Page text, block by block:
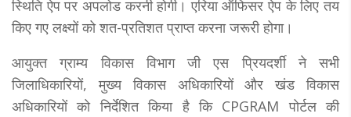
स्थिति ऐप पर अपलोड करनी होगी। एरिया ऑफिसर ऐप के लिए तय
किए गए लक्ष्यों को शत-प्रतिशत प्राप्त करना जरूरी होगा।
आयुक्त ग्राम्य विकास विभाग जी एस प्रियदर्शी ने सभी
जिलाधिकारियों, मुख्य विकास अधिकारियों और खंड विकास
अधिकारियों को निर्देशित किया है कि CPGRAM पोर्टल की